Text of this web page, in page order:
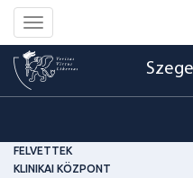
Toggle
navigation
FELVETTEK
KLINIKAI KÖZPONT